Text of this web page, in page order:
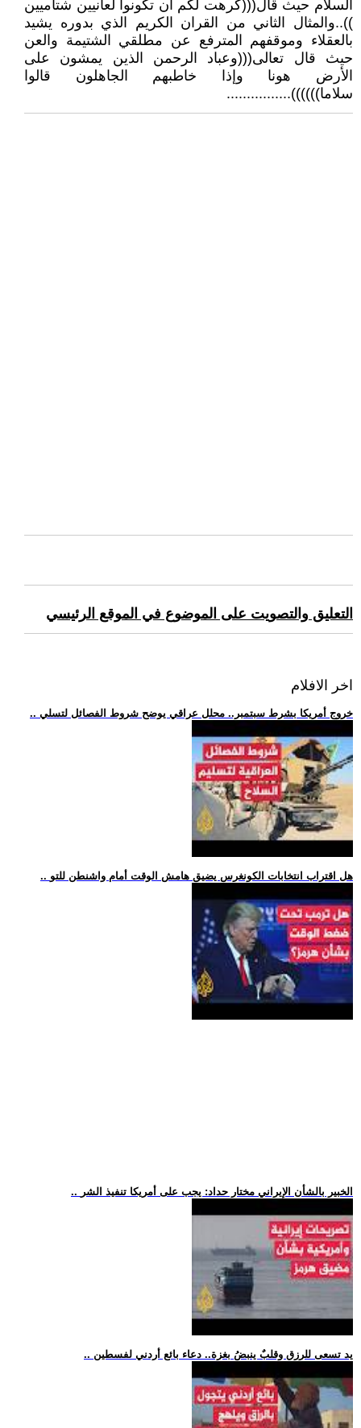
السلام حيث قال(((كرهت لكم أن تكونوا لعانيين شتاميين
))..والمثال الثاني من القران الكريم الذي بدوره يشيد
بالعقلاء وموقفهم المترفع عن مطلقي الشتيمة والعن
حيث قال تعالى(((وعباد الرحمن الذين يمشون على
الأرض هونا وإذا خاطبهم الجاهلون قالوا
سلاما))))))................
التعليق والتصويت على الموضوع في الموقع الرئيسي
اخر الافلام
.. خروج أمريكا بشرط سبتمبر.. محلل عراقي يوضح شروط الفصائل لتسلي
.. هل اقتراب انتخابات الكونغرس يضيق هامش الوقت أمام واشنطن للتو
.. الخبير بالشأن الإيراني مختار حداد: يجب على أمريكا تنفيذ الشر
.. يد تسعى للرزق وقلبٌ ينبضُ بغزة.. دعاء بائع أردني لفسطين